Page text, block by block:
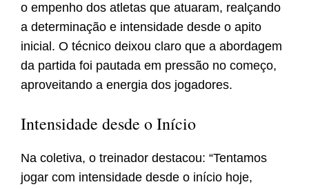
o empenho dos atletas que atuaram, realçando
a determinação e intensidade desde o apito
inicial. O técnico deixou claro que a abordagem
da partida foi pautada em pressão no começo,
aproveitando a energia dos jogadores.
Intensidade desde o Início
Na coletiva, o treinador destacou: “Tentamos
jogar com intensidade desde o início hoje,